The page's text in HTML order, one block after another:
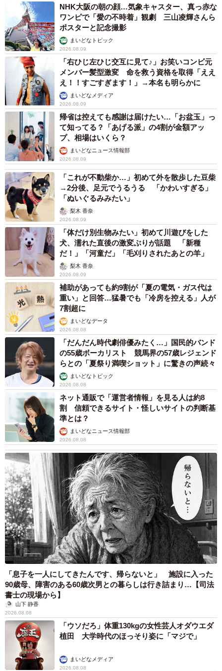
が、仕事の軸でした。
―そして現在のEC事業本部のサブスクリプション進化室へ
とキャリアを積まれていったのですね。これまでの経験か
らどのような力が身に着いたと感じていますか
お客様のライフスタイルへの理解をより深めることが出来
るようになったのではないかと考えています。サービス進
化室時代には、様々なお客様に直接お会いをしました。お
客様にとってKit Oisixの何が響き、どのようなニーズがある
のかを徹底的に理解をするためです。時にはお客様の冷蔵
庫の中まで見せてもらって理解を進めていったこともあり
ます（笑）。
―冷蔵庫の中まで、ですか（笑）。実際にお客様のもとに
行き、そこまで徹底的にリサーチされるというのはすごい
ことですね
いえ、実は当社ではお客様に会うということは当たり前の
ことなんです。事業部以外の担当者ももちろんですが、代
表も自らお客様の声を聞くことを実践しています。喜んで
いただくためにはお客様への理解が土台となります。
―お客様へのアプローチではどのような点を工夫されてい
るのでしょうか
新しいミールキットのカテゴリを作るにしても、解約理由
の傾向からサービスの改善を考えるにしても、お客様の声
は大変貴重なものですが、何となくのインタビューでは意
味がありません。しっかりと仮説を立てて、聞きたいこと
を具体的にし、何を知りたいのか整理をしてからインタビ
ューに臨むようにしています。
また、サービスの課題や、もっと欲しいサービスを、一度
の質問で明確に話すことが出来る方はそう多くはないと思
います。そこで色々な質問を投げかけてみて、引っ掛かっ
た部分というか、熱量の高い部分を探っていき、どうした
らそのお客様の考えを引き出すことが出来るかを考えてい
ます。
お客様全員とお会いしたいところですが、なかなか、そう
もいきません。購買データなどの数値を持ち合わせていま
すので、「こんな購買行動をしている人に話を聞こう」と
ターゲットをセグメントしてお話を聞きにいくということ
も、工夫の一つですね。
NHK大阪の朝の顔…気象キャスター、真っ赤な
ワンピで「愛の不時着」観劇 三山凌輝さんら
ポスターと記念撮影
まいどなトピック
2026.08.09
「右ひじ左ひじ交互に見て♪」お笑いコンビ元
メンバー髪型激変 命を救う資格を取得「ええ
え！！すごすぎます！」→本名も明らかに
まいどなメディア
2026.08.09
帰省は控えても感謝は届けたい…「お盆玉」っ
て知ってる？「あげる派」の4割が金額アッ
プ、相場はいくら？
まいどなニュース情報部
2026.08.09
「これが不動柴か…」初めて外を散歩した豆柴
→2分後、足元でうるうる 「かわいすぎる」
「ぬいぐるみみたい」
梨木 香奈
2026.08.09
「体だけ別生物みたい」初めて川遊びをした
犬、濡れた直後の激変ぶりが話題 「新種
だ！」「河童だ」「毛刈りされたあとの羊」
梨木 香奈
2026.08.09
補助があっても約9割が「夏の電気・ガス代は
重い」と回答…猛暑でも「冷房を控える」人が
7割超に
まいどなデータ
2026.08.08
「だんだん時代劇俳優みたく…」国民的バンド
の55歳ボーカリスト 競馬界の57歳レジェンド
らとの「夏祭り満喫ショット」に驚きの声続々
まいどなトピック
2026.08.08
ネット通販で「運営者情報」を見る人は約8
割 信頼できるサイト・怪しいサイトの判断基
準とは？
まいどなニュース情報部
2026.08.08
「息子を一人にしてきたんです、帰らないと」 施設に入った
90歳母、障害のある60歳次男との暮らしは行き詰まり…【司法
書士の現場から】
山下 静香
2026.08.08
「ウソだろ」体重130kgの女性芸人オダウエダ
植田 大学時代のほっそり姿に「マジで」
まいどなメディア
2026.08.08